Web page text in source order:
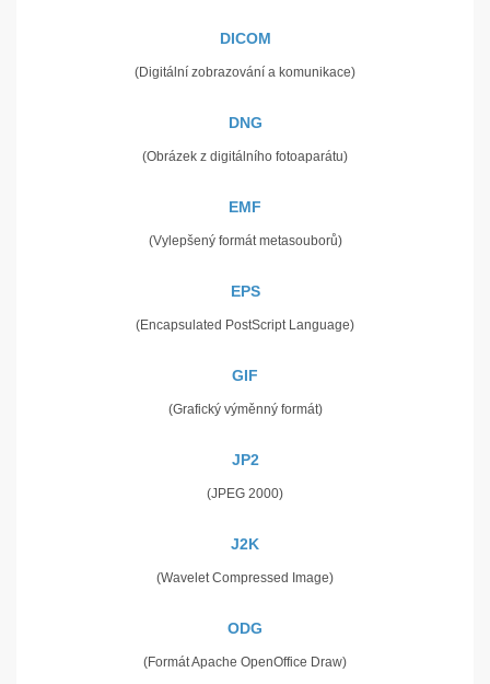
DICOM
(Digitální zobrazování a komunikace)
DNG
(Obrázek z digitálního fotoaparátu)
EMF
(Vylepšený formát metasouborů)
EPS
(Encapsulated PostScript Language)
GIF
(Grafický výměnný formát)
JP2
(JPEG 2000)
J2K
(Wavelet Compressed Image)
ODG
(Formát Apache OpenOffice Draw)